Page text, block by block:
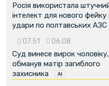
Росія використала
інтелект для нового фейку
удари по полтавських АЗС
07:51 06.08
Суд винесе вирок
обманув матір загиблого
захисника